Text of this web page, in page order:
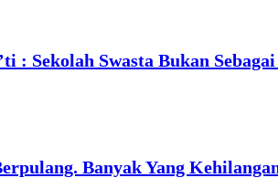
: Sekolah Swasta Bukan
Banyak Yang